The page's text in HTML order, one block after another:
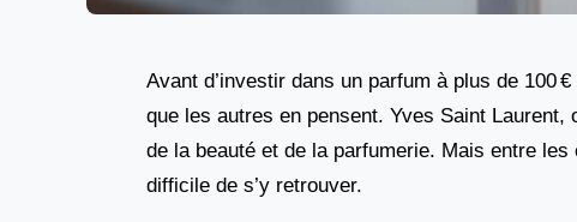
Avant d’investir dans un parfum à plus de 100
que les autres en pensent. Yves Saint
de la beauté et de la parfumerie. Mais entre
difficile de s’y retrouver.